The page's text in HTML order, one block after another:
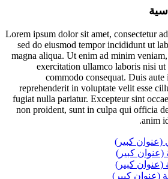
Lorem ipsum dolor sit amet, consectetur
sed do eiusmod tempor incididunt ut
magna aliqua. Ut enim ad minim
exercitation ullamco laboris nisi ut
commodo consequat. Duis
reprehenderit in voluptate velit esse
fugiat nulla pariatur. Excepteur sint
non proident, sunt in culpa qui officia
anim
(عنوان كبير)
(عنوان كبير)
(عنوان كبير)
(عنوان كبير)